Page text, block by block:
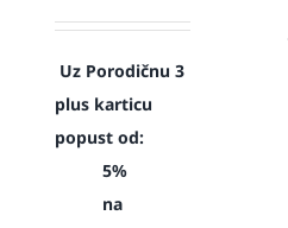
Uz Porodičnu 3
plus karticu
popust od:
5%
na